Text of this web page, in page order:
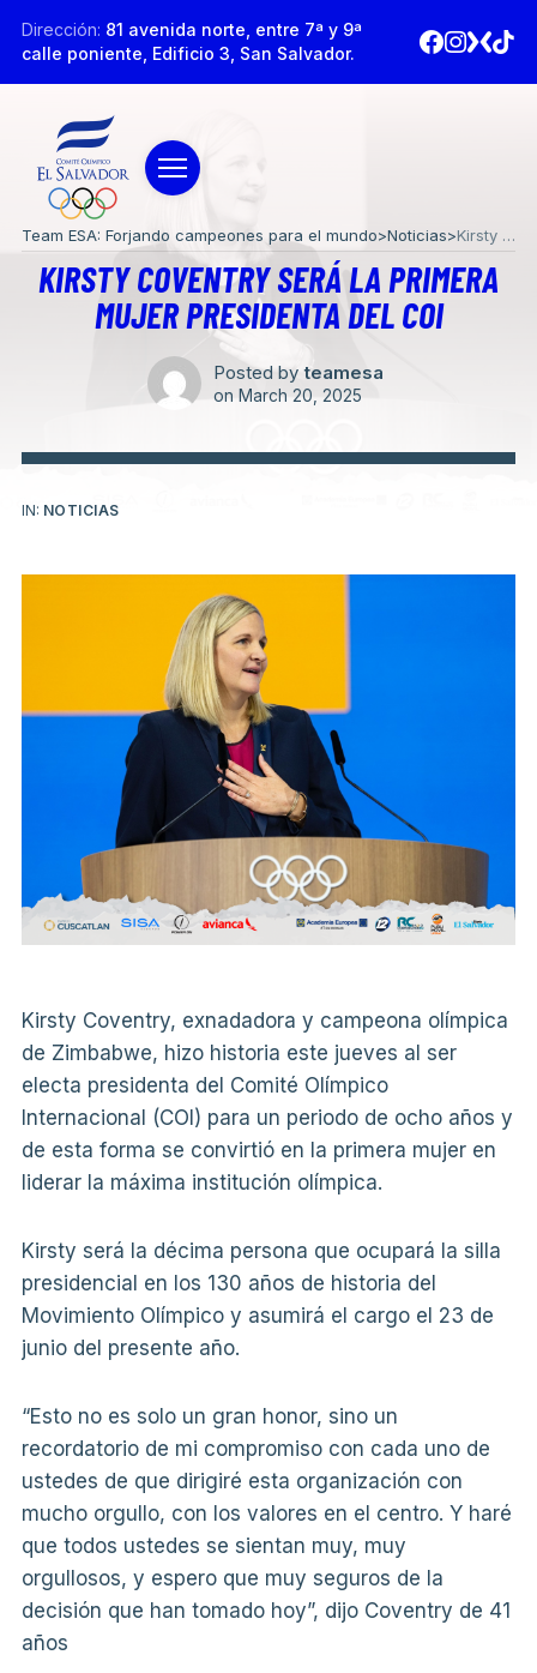
Dirección: 81 avenida norte, entre 7ª y 9ª
calle poniente, Edificio 3, San Salvador.
Team ESA: Forjando campeones para el mundo>Noticias> Kirsty Coventry será la primera mujer presidenta del COI
KIRSTY COVENTRY SERÁ LA PRIMERA
MUJER PRESIDENTA DEL COI
Posted by teamesa
on March 20, 2025
IN: NOTICIAS
Kirsty Coventry, exnadadora y campeona olímpica
de Zimbabwe, hizo historia este jueves al ser
electa presidenta del Comité Olímpico
Internacional (COI) para un periodo de ocho años y
de esta forma se convirtió en la primera mujer en
liderar la máxima institución olímpica.
Kirsty será la décima persona que ocupará la silla
presidencial en los 130 años de historia del
Movimiento Olímpico y asumirá el cargo el 23 de
junio del presente año.
“Esto no es solo un gran honor, sino un
recordatorio de mi compromiso con cada uno de
ustedes de que dirigiré esta organización con
mucho orgullo, con los valores en el centro. Y haré
que todos ustedes se sientan muy, muy
orgullosos, y espero que muy seguros de la
decisión que han tomado hoy”, dijo Coventry de 41
años